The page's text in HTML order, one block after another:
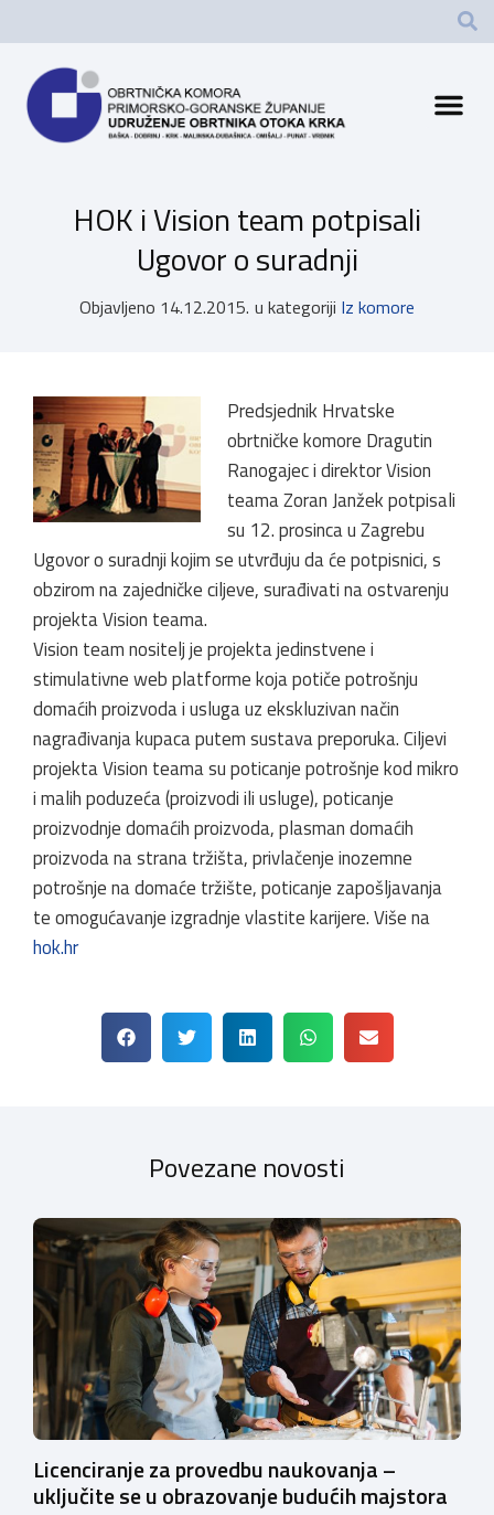
HOK i Vision team potpisali
Ugovor o suradnji
Objavljeno 14.12.2015. u kategoriji Iz komore
Predsjednik Hrvatske
obrtničke komore Dragutin
Ranogajec i direktor Vision
teama Zoran Janžek potpisali
su 12. prosinca u Zagrebu
Ugovor o suradnji kojim se utvrđuju da će potpisnici, s
obzirom na zajedničke ciljeve, surađivati na ostvarenju
projekta Vision teama.
Vision team nositelj je projekta jedinstvene i
stimulativne web platforme koja potiče potrošnju
domaćih proizvoda i usluga uz ekskluzivan način
nagrađivanja kupaca putem sustava preporuka. Ciljevi
projekta Vision teama su poticanje potrošnje kod mikro
i malih poduzeća (proizvodi ili usluge), poticanje
proizvodnje domaćih proizvoda, plasman domaćih
proizvoda na strana tržišta, privlačenje inozemne
potrošnje na domaće tržište, poticanje zapošljavanja
te omogućavanje izgradnje vlastite karijere. Više na
hok.hr
Povezane novosti
Licenciranje za provedbu naukovanja –
uključite se u obrazovanje budućih majstora